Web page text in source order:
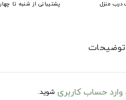
درب منزل پشتیبانی از شنبه تا چهارشنبه
توضیحات
وارد حساب کاربری شوید.